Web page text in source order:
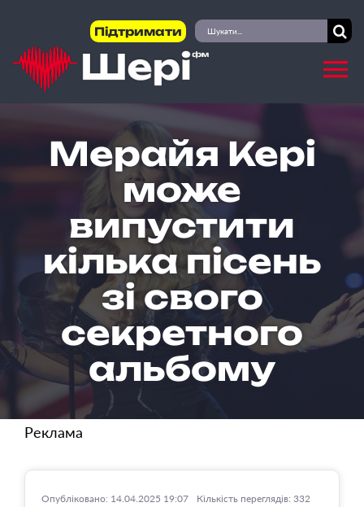
content
Підтримати
Пошук
...
Мерайя Кері
може
випустити
кілька пісень
зі свого
секретного
альбому
Реклама
Опубліковано: 14.04.2025 19:07 Кількість переглядів: 332